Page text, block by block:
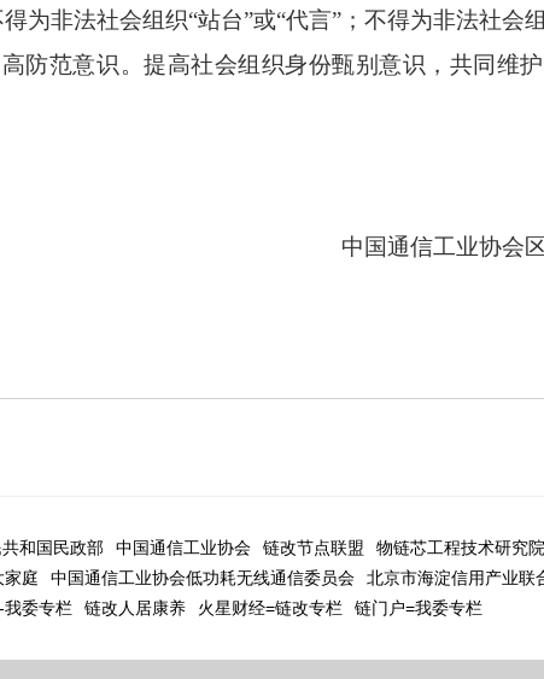
为非法社会组织“站台”或“代言”；不得为非法社会
防范意识。提高社会组织身份甄别意识，共同维
中国通信工业协会
和国民政部 中国通信工业协会 链改节点联盟 物链芯工程技术研究院
家庭 中国通信工业协会低功耗无线通信委员会
北京市海淀信用产业联
我委专栏 链改人居康养 火星财经=链改专栏 链门户=我委专栏